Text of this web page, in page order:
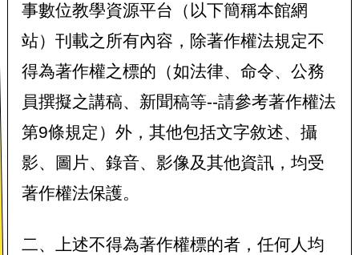
事數位教學資源平台（以下簡稱本館網
站）刊載之所有內容，除著作權法規定不
得為著作權之標的（如法律、命令、公務
員撰擬之講稿、新聞稿等--請參考著作權法
第9條規定）外，其他包括文字敘述、攝
影、圖片、錄音、影像及其他資訊，均受
著作權法保護。
二、上述不得為著作權標的者，任何人均